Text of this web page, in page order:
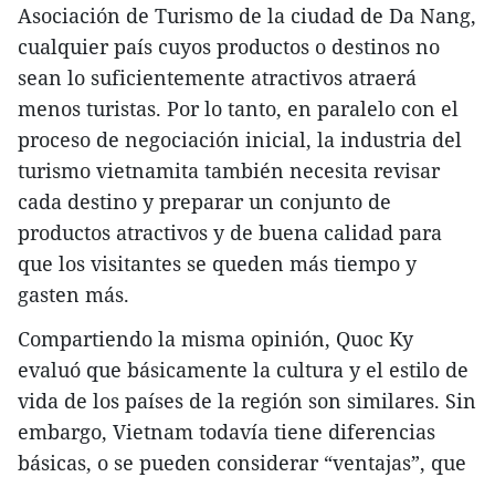
Asociación de Turismo de la ciudad de Da Nang,
cualquier país cuyos productos o destinos no
sean lo suficientemente atractivos atraerá
menos turistas. Por lo tanto, en paralelo con el
proceso de negociación inicial, la industria del
turismo vietnamita también necesita revisar
cada destino y preparar un conjunto de
productos atractivos y de buena calidad para
que los visitantes se queden más tiempo y
gasten más.
Compartiendo la misma opinión, Quoc Ky
evaluó que básicamente la cultura y el estilo de
vida de los países de la región son similares. Sin
embargo, Vietnam todavía tiene diferencias
básicas, o se pueden considerar “ventajas”, que